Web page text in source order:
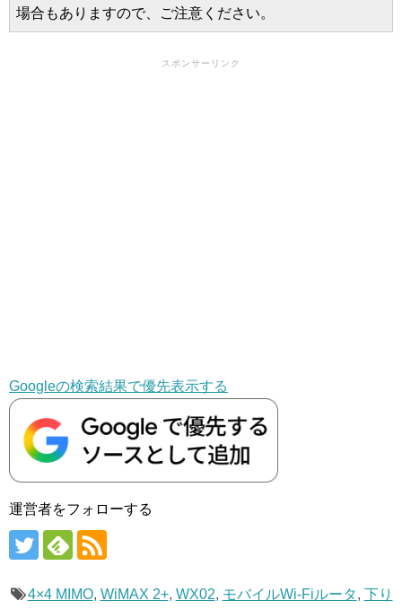
場合もありますので、ご注意ください。
スポンサーリンク
Googleの検索結果で優先表示する
運営者をフォローする
4×4 MIMO, WiMAX 2+, WX02, モバイルWi-Fiルータ, 下り